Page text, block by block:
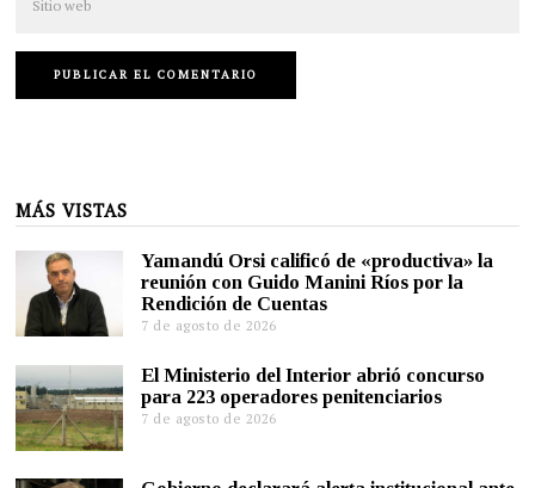
MÁS VISTAS
Yamandú Orsi calificó de «productiva» la
reunión con Guido Manini Ríos por la
Rendición de Cuentas
7 de agosto de 2026
El Ministerio del Interior abrió concurso
para 223 operadores penitenciarios
7 de agosto de 2026